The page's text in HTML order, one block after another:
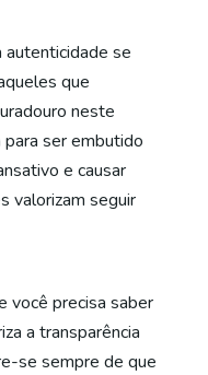
se
que
neste
ser embutido
e causar
valorizam seguir
você precisa saber
a transparência
se sempre de que